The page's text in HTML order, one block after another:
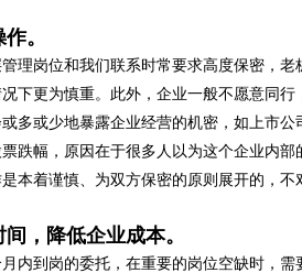
。
理岗位和我们联系时常要求高度保密，
下更为慎重。此外，企业一般不愿意同
多或少地暴露企业经营的机密，如上市
跌幅，原因在于很多人以为这个企业内
本着谨慎、为双方保密的原则展开的，不
，降低企业成本。
内到岗的委托，在重要的岗位空缺时，